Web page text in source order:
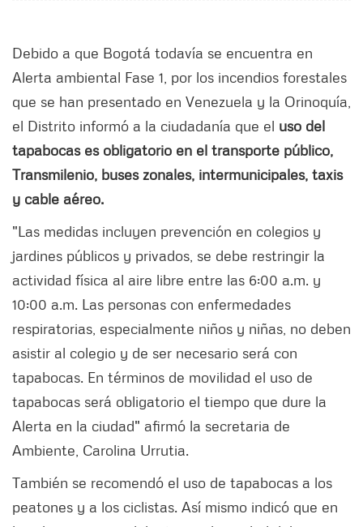
Debido a que Bogotá todavía se encuentra en
Alerta ambiental Fase 1, por los incendios forestales
que se han presentado en Venezuela y la Orinoquía,
el Distrito informó a la ciudadanía que el uso del
tapabocas es obligatorio en el transporte público,
Transmilenio, buses zonales, intermunicipales, taxis
y cable aéreo.
"Las medidas incluyen prevención en colegios y
jardines públicos y privados, se debe restringir la
actividad física al aire libre entre las 6:00 a.m. y
10:00 a.m. Las personas con enfermedades
respiratorias, especialmente niños y niñas, no deben
asistir al colegio y de ser necesario será con
tapabocas. En términos de movilidad el uso de
tapabocas será obligatorio el tiempo que dure la
Alerta en la ciudad" afirmó la secretaria de
Ambiente, Carolina Urrutia.
También se recomendó el uso de tapabocas a los
peatones y a los ciclistas. Así mismo indicó que en